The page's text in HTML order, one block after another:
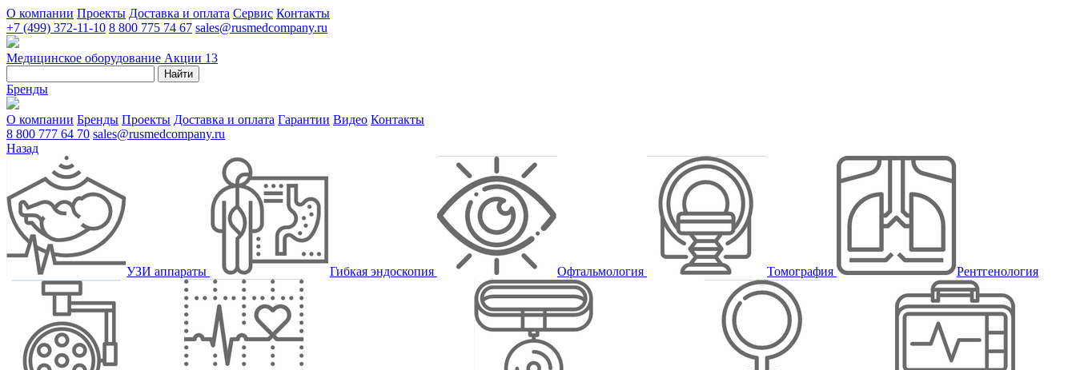
О компании Проекты Доставка и оплата Сервис Контакты
+7 (499) 372-11-10 8 800 775 74 67 sales@rusmedcompany.ru
Медицинское оборудование Акции 13
Найти
Бренды
О компании Бренды Проекты Доставка и оплата Гарантии Видео Контакты
8 800 777 64 70 sales@rusmedcompany.ru
Назад
УЗИ аппараты Гибкая эндоскопия Офтальмология Томография Рентгенология